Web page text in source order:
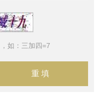
如：三加四=7